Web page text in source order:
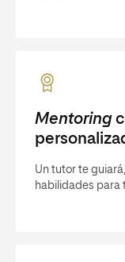
Mentoring
Un tutor te
habilidades para